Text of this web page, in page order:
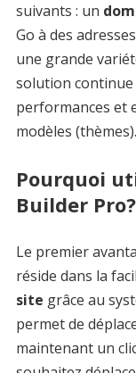
suivants : un
Go à des
une grande
solution
performances et
modèles (thèmes).
Pourquoi
Builder Pro?
Le premier
réside dans la
site grâce au
permet de
maintenant un